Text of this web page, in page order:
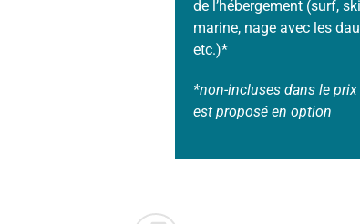
de l’hébergement (surf,
marine, nage avec les
etc.)*
*non-incluses dans le
est proposé en option